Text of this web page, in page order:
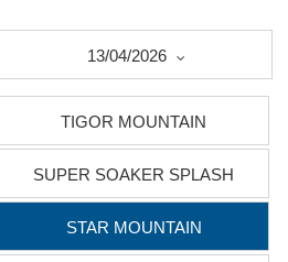
13/04/2026
TIGOR MOUNTAIN
SUPER SOAKER SPLASH
STAR MOUNTAIN